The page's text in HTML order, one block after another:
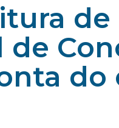
de
do